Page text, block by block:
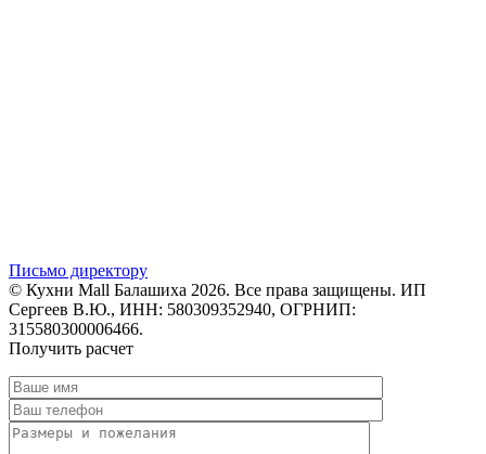
Письмо директору
© Кухни Mall Балашиха 2026. Все права защищены. ИП
Сергеев В.Ю., ИНН: 580309352940, ОГРНИП:
315580300006466.
Получить расчет